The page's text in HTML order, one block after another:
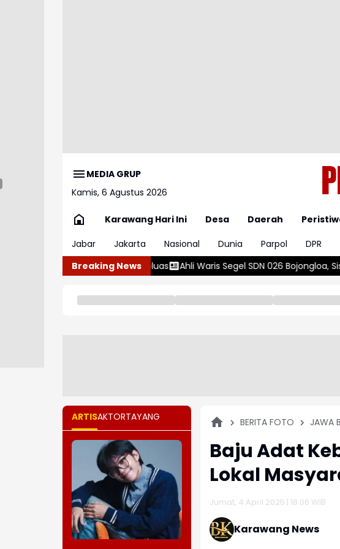
MEDIA GRUP
Kamis, 6 Agustus 2026
Karawang Hari Ini Desa Daerah
Jabar
Jakarta Nasional Dunia Parpol DPR
Breaking News
Ahli Waris Segel SDN 026 Bojongloa, Siswa Terpaksa Belajar Jarak
ARTISAKTORTAYANG BERITA FOTO JAWA
Baju Adat
Lokal
Jumat, 4 April 2025 | 18:06 WIB
Karawang News